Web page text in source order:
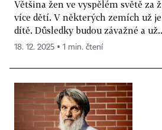
Většina žen ve vyspělém světě za
více dětí. V některých zemích už
dítě. Důsledky budou závažné a
18. 12. 2025 ▪ 1 min. čtení